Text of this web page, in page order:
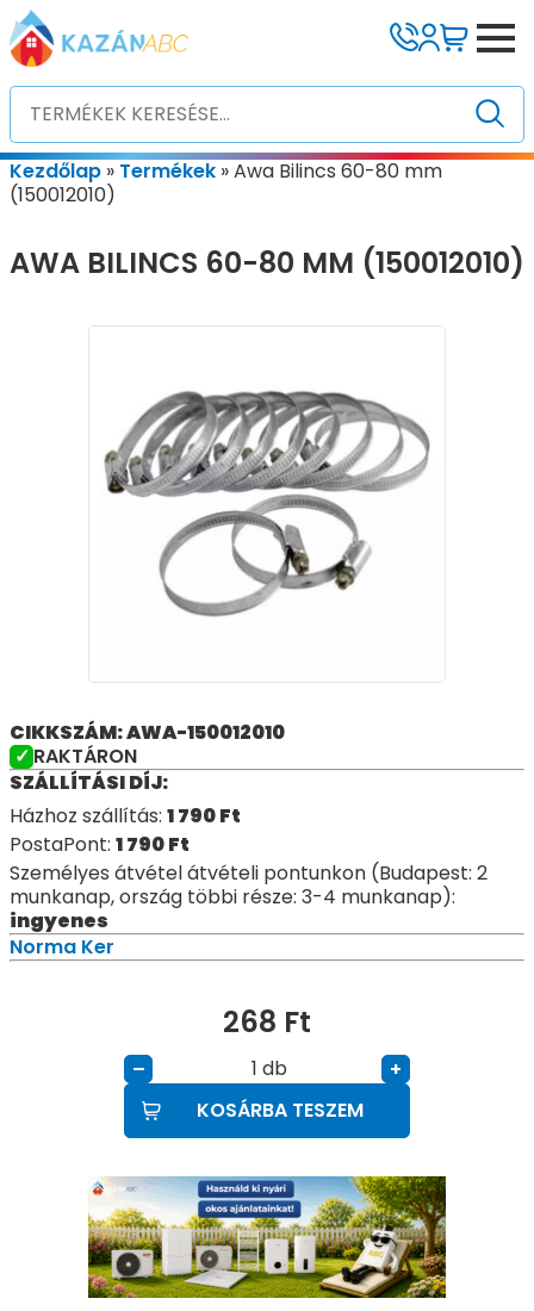
Kezdőlap » Termékek »Awa Bilincs 60-80 mm
(150012010)
AWA BILINCS 60-80 MM (150012010)
CIKKSZÁM: AWA-150012010
RAKTÁRON
SZÁLLÍTÁSI DÍJ:
Házhoz szállítás: 1 790Ft
PostaPont: 1 790Ft
Személyes átvétel átvételi pontunkon (Budapest: 2
munkanap, ország többi része: 3-4 munkanap):
ingyenes
Norma Ker
268 Ft
– db
+
KOSÁRBA TESZEM